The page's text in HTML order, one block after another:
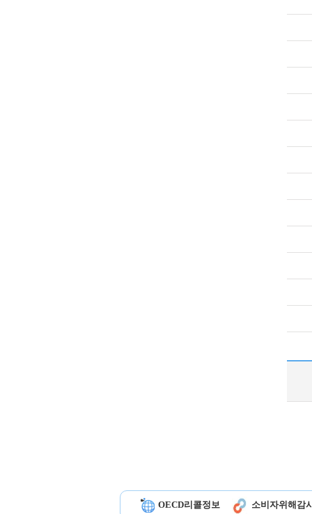
OECD리콜정보 소비자위해감